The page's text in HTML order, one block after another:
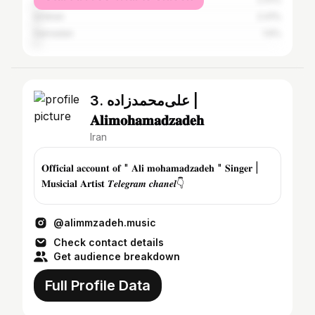
3. علی‌محمدزاده |
𝐀𝐥𝐢𝐦𝐨𝐡𝐚𝐦𝐚𝐝𝐳𝐚𝐝𝐞𝐡
Iran
𝐎𝐟𝐟𝐢𝐜𝐢𝐚𝐥 𝐚𝐜𝐜𝐨𝐮𝐧𝐭 𝐨𝐟 " 𝐀𝐥𝐢 𝐦𝐨𝐡𝐚𝐦𝐚𝐝𝐳𝐚𝐝𝐞𝐡 " 𝐒𝐢𝐧𝐠𝐞𝐫 |
𝐌𝐮𝐬𝐢𝐜𝐢𝐚𝐥 𝐀𝐫𝐭𝐢𝐬𝐭 𝑻𝒆𝒍𝒆𝒈𝒓𝒂𝒎 𝒄𝒉𝒂𝒏𝒆𝒍👇
@alimmzadeh.music
Check contact details
Get audience breakdown
Full Profile Data